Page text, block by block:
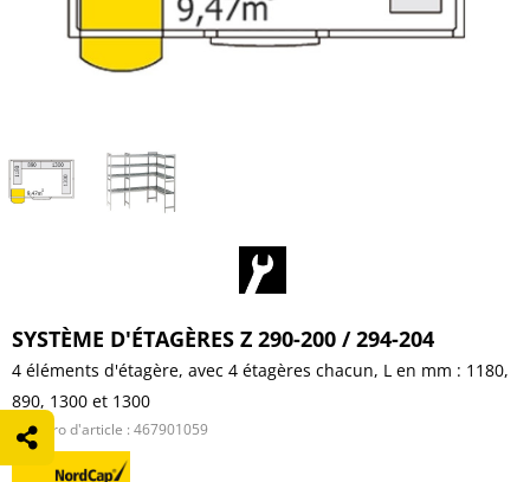
SYSTÈME D'ÉTAGÈRES Z 290-200 / 294-204
4 éléments d'étagère, avec 4 étagères chacun, L en mm : 1180,
890, 1300 et 1300
Numéro d'article : 467901059